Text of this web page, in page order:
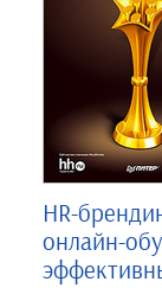
HR-
онлайн-